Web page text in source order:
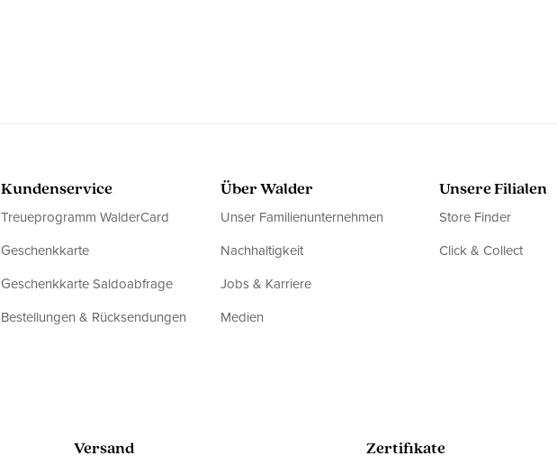
Kundenservice
Treueprogramm WalderCard
Geschenkkarte
Geschenkkarte Saldoabfrage
Bestellungen & Rücksendungen
Über Walder
Unser Familienunternehmen
Nachhaltigkeit
Jobs & Karriere
Medien
Unsere Filialen
Store Finder
Click & Collect
Versand Zertifikate